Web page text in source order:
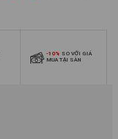
-10% SO VỚI GIÁ
MUA TẠI SÀN